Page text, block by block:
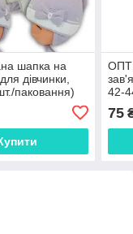
шапка на
дівчинки,
паковання)
ОПТ
42-
75